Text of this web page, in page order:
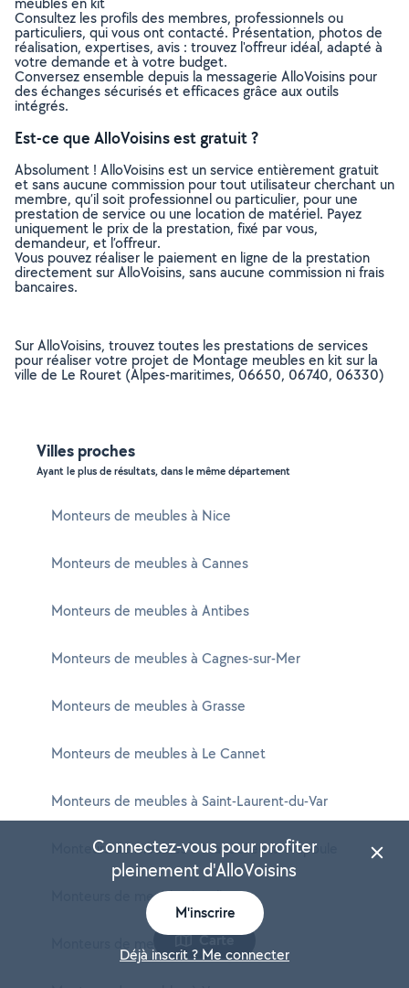
Consultez les profils des membres, professionnels ou
particuliers, qui vous ont contacté. Présentation, photos de
réalisation, expertises, avis : trouvez l'offreur idéal, adapté à
votre demande et à votre budget.
Conversez ensemble depuis la messagerie AlloVoisins pour
des échanges sécurisés et efficaces grâce aux outils
intégrés.
Est-ce que AlloVoisins est gratuit ?
Absolument ! AlloVoisins est un service entièrement gratuit
et sans aucune commission pour tout utilisateur cherchant un
membre, qu’il soit professionnel ou particulier, pour une
prestation de service ou une location de matériel. Payez
uniquement le prix de la prestation, fixé par vous,
demandeur, et l’offreur.
Vous pouvez réaliser le paiement en ligne de la prestation
directement sur AlloVoisins, sans aucune commission ni frais
bancaires.
Sur AlloVoisins, trouvez toutes les prestations de services
pour réaliser votre projet de Montage meubles en kit sur la
ville de Le Rouret (Alpes-maritimes, 06650, 06740, 06330)
Villes proches
Ayant le plus de résultats, dans le même département
Monteurs de meubles à Nice
Monteurs de meubles à Cannes
Monteurs de meubles à Antibes
Monteurs de meubles à Cagnes-sur-Mer
Monteurs de meubles à Grasse
Monteurs de meubles à Le Cannet
Monteurs de meubles à Saint-Laurent-du-Var
Monteurs de meubles à Mandelieu-la-Napoule
Monteurs de meubles à Vallauris
Carte
Connectez-vous pour profiter
pleinement d'AlloVoisins
M'inscrire
Déjà inscrit ? Me connecter